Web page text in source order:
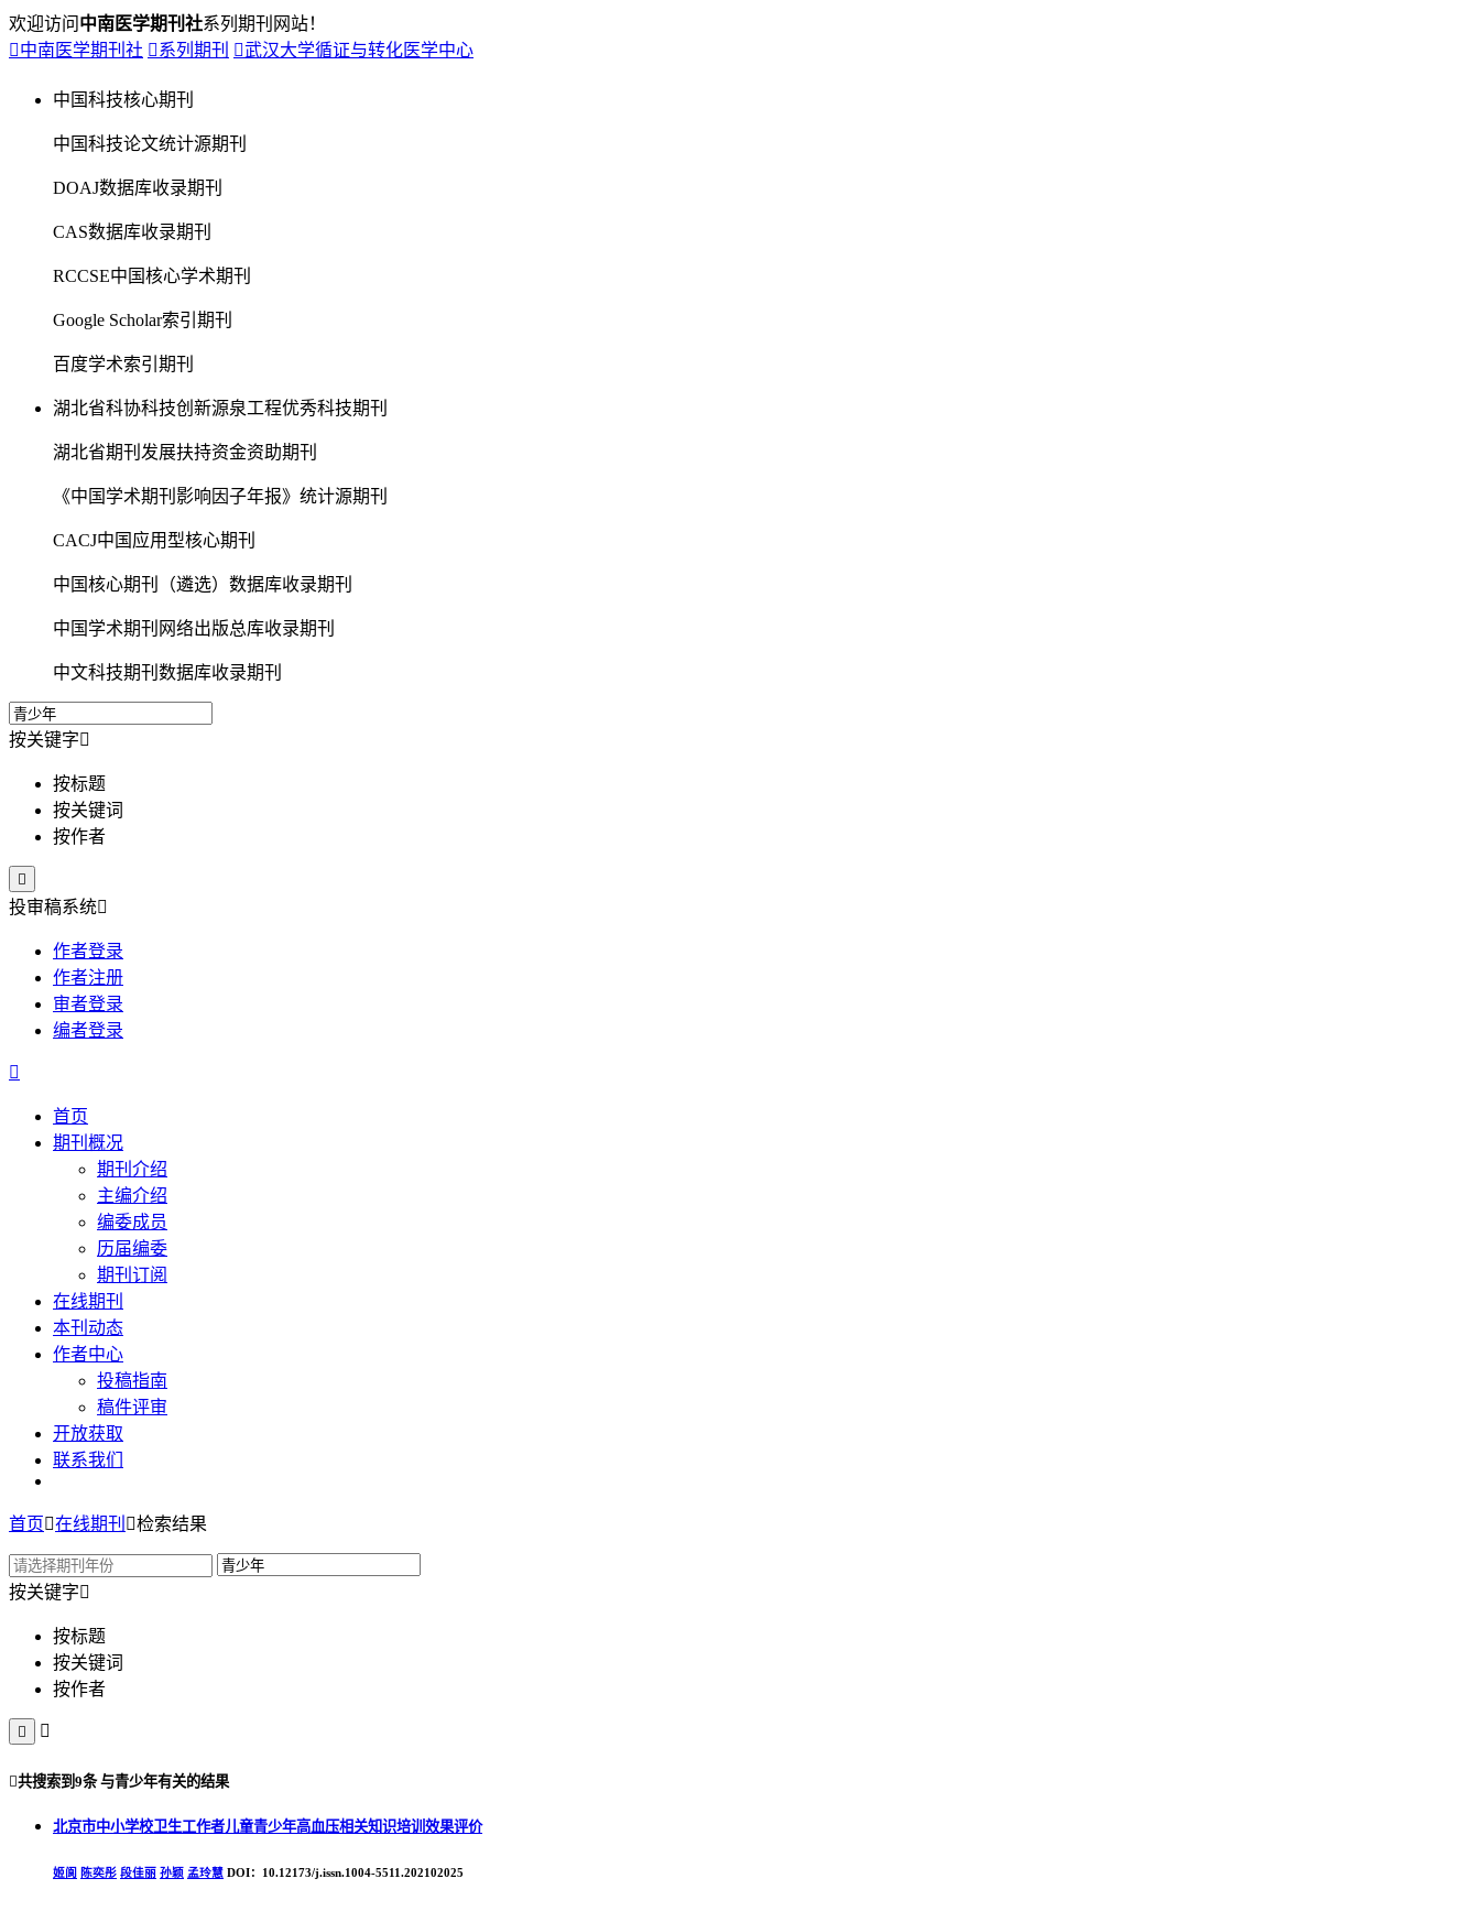
欢迎访问 中南医学期刊社系列期刊网站！
中南医学期刊社 系列期刊 武汉大学循证与转化医学中心
中国科技核心期刊
中国科技论文统计源期刊
DOAJ数据库收录期刊
CAS数据库收录期刊
RCCSE中国核心学术期刊
Google Scholar索引期刊
百度学术索引期刊
湖北省科协科技创新源泉工程优秀科技期刊
湖北省期刊发展扶持资金资助期刊
《中国学术期刊影响因子年报》统计源期刊
CACJ中国应用型核心期刊
中国核心期刊（遴选）数据库收录期刊
中国学术期刊网络出版总库收录期刊
中文科技期刊数据库收录期刊
按关键字
按标题
按关键词
按作者

投审稿系统
作者登录
作者注册
审者登录
编者登录

首页
期刊概况
期刊介绍
主编介绍
编委成员
历届编委
期刊订阅
在线期刊
本刊动态
作者中心
投稿指南
稿件评审
开放获取
联系我们
首页在线期刊 检索结果
按关键字
按标题
按关键词
按作者
 
共搜索到 9条与青少年有关的结果
北京市中小学校卫生工作者儿童青少年高血压相关知识培训效果评价
姬阆 陈奕彤 段佳丽 孙颖 孟玲慧 DOI：10.12173/j.issn.1004-5511.202102025